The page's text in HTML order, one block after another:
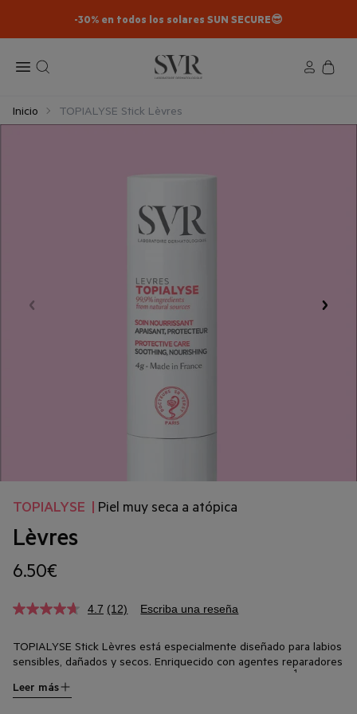
-30% en todos los solares SUN SECURE😎​
Inicio TOPIALYSE Stick Lèvres
TOPIALYSE | Piel muy seca a atópica
Lèvres
6.50€
4.7 (12) Escriba una reseña
TOPIALYSE Stick Lèvres está especialmente diseñado para labios
sensibles, dañados y secos. Enriquecido con agentes reparadores
1
sensación de suavidad renovada. Su textura fundente se desliza y
Leer más